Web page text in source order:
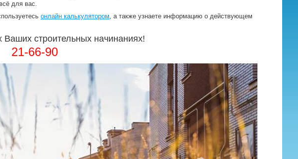
для вас.
онлайн калькулятором, а также узнаете информацию о действующем
Ваших строительных начинаниях!
21-66-90